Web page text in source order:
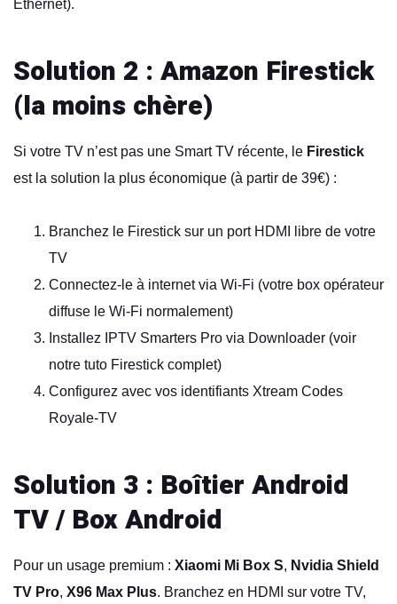
Ethernet).
Solution 2 : Amazon Firestick
(la moins chère)
Si votre TV n’est pas une Smart TV récente, le Firestick
est la solution la plus économique (à partir de 39€) :
Branchez le Firestick sur un port HDMI libre de votre
TV
Connectez-le à internet via Wi-Fi (votre box opérateur
diffuse le Wi-Fi normalement)
Installez IPTV Smarters Pro via Downloader (voir
notre tuto Firestick complet)
Configurez avec vos identifiants Xtream Codes
Royale-TV
Solution 3 : Boîtier Android
TV / Box Android
Pour un usage premium : Xiaomi Mi Box S, Nvidia Shield
TV Pro, X96 Max Plus. Branchez en HDMI sur votre TV,